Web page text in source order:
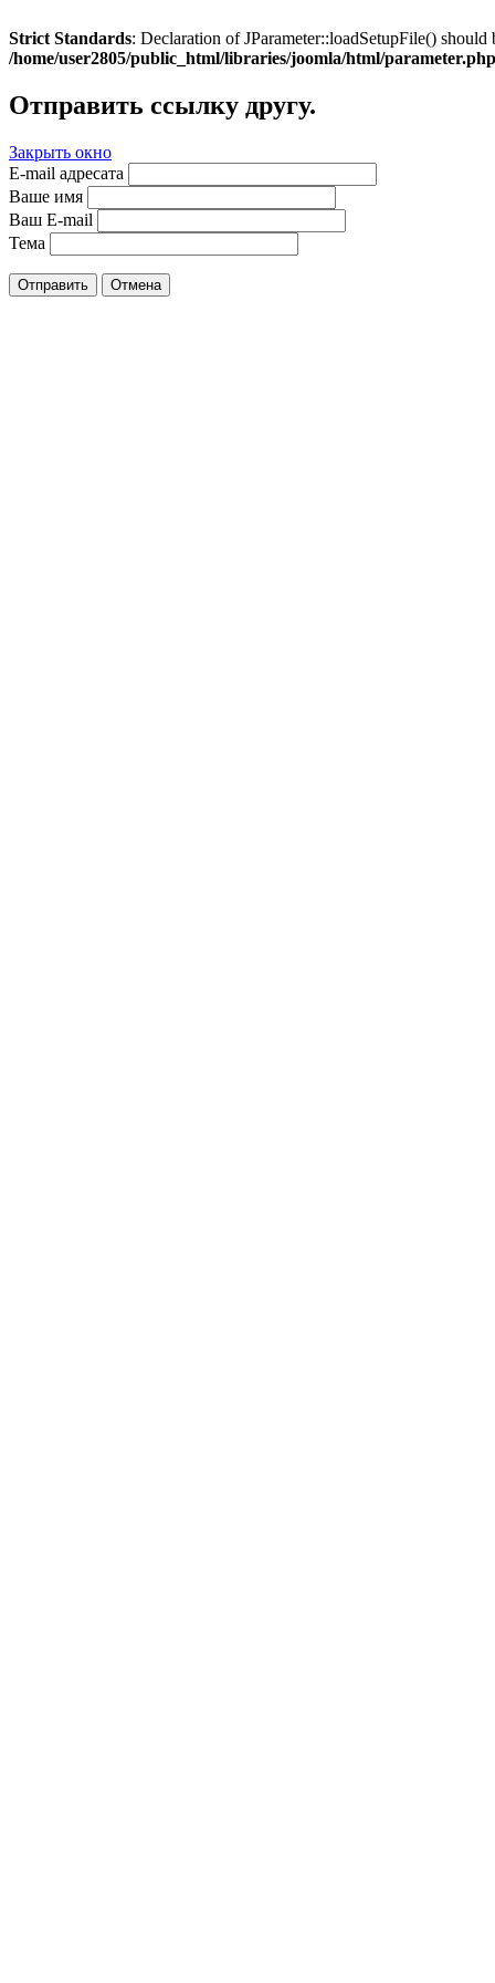
Strict Standards: Declaration of JParameter::loadSetupFile()
/home/user2805/public_html/libraries/joomla/html/parameter.php
Отправить ссылку другу.
Закрыть окно
E-mail адресата
Ваше имя
Ваш E-mail
Тема
Отправить Отмена